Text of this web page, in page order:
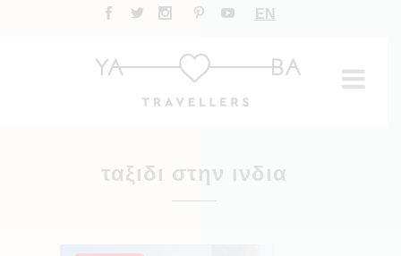
EN
ταξιδι στην ινδια